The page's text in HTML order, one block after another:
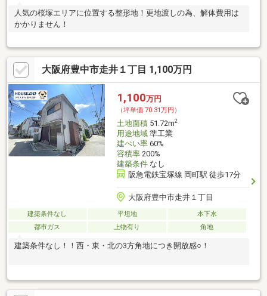
人気の桜塚エリアに位置する整形地！更地渡しの為、解体費用は
かかりません！
大阪府豊中市走井１丁目 1,100万円
1,100万円
（坪単価:70.31万円）
土地面積51.72m2
用途地域準工業
建ぺい率60%
容積率200%
建築条件なし
阪急電鉄宝塚線 岡町駅 徒歩17分
大阪府豊中市走井１丁目
建築条件なし 平坦地
本下水
都市ガス
上物有り 角地
建築条件なし！！西・東・北の3方角地につき開放感○！